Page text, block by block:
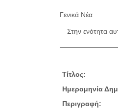
Γενικά Νέα
Στην ενότητα
Τίτλος:
Ημερομηνία
Περιγραφή: